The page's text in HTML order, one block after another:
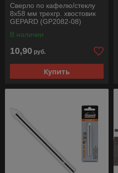
Сверло по кафелю/стеклу
8x58 мм трехгр. хвостовик
GEPARD (GP2082-08)
В наличии
10,90 руб.
Купить